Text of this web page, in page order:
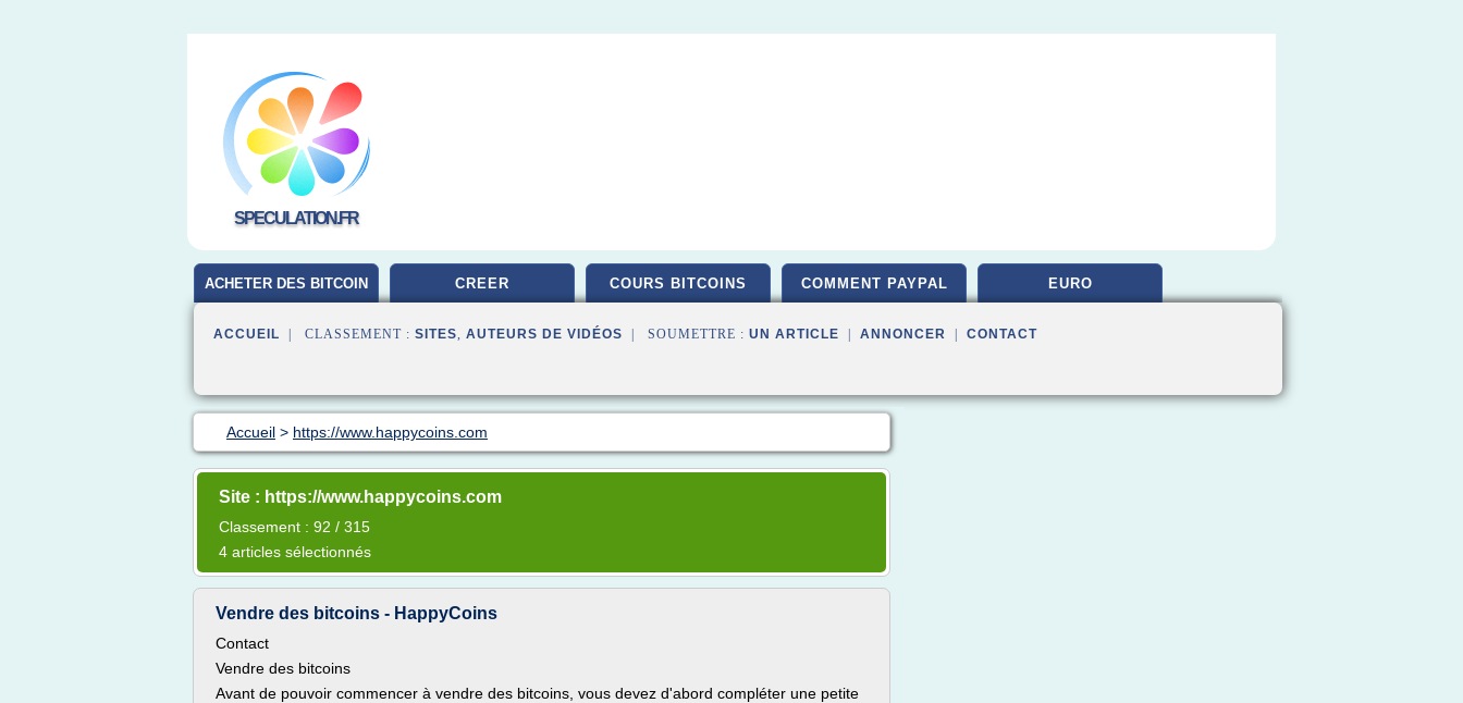
SPECULATION.FR
ACHETER DES BITCOIN CREER COURS BITCOINS COMMENT PAYPAL EURO
ACCUEIL | CLASSEMENT : SITES, AUTEURS DE VIDÉOS | SOUMETTRE : UN ARTICLE ANNONCER CONTACT
Accueil > https://www.happycoins.com
Site : https://www.happycoins.com
Classement : 92 / 315
4 articles sélectionnés
Vendre des bitcoins - HappyCoins
Contact
Vendre des bitcoins
Avant de pouvoir commencer à vendre des bitcoins, vous devez d'abord compléter une petite